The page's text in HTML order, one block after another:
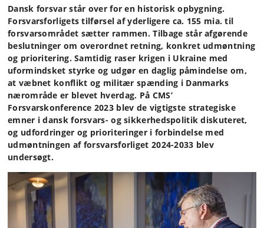
Dansk forsvar står over for en historisk opbygning.
Forsvarsforligets tilførsel af yderligere ca. 155 mia. til
forsvarsområdet sætter rammen. Tilbage står afgørende
beslutninger om overordnet retning, konkret udmøntning
og prioritering. Samtidig raser krigen i Ukraine med
uformindsket styrke og udgør en daglig påmindelse om,
at væbnet konflikt og militær spænding i Danmarks
nærområde er blevet hverdag. På CMS’
Forsvarskonference 2023 blev de vigtigste strategiske
emner i dansk forsvars- og sikkerhedspolitik diskuteret,
og udfordringer og prioriteringer i forbindelse med
udmøntningen af forsvarsforliget 2024-2033 blev
undersøgt.